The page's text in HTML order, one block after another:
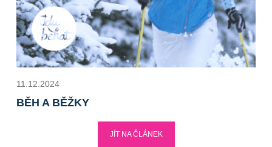
11.12.2024
BĚH A BĚŽKY
JÍT NA ČLÁNEK